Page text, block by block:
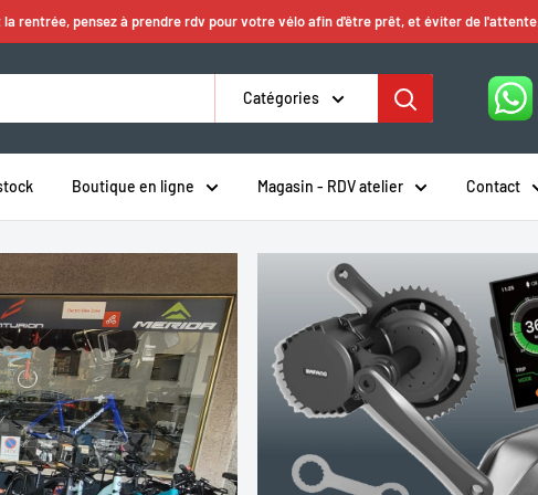
la rentrée, pensez à prendre rdv pour votre vélo afin d'être prêt, et éviter de l'attente.
Catégories
Boutique en ligne Magasin - RDV atelier Contact